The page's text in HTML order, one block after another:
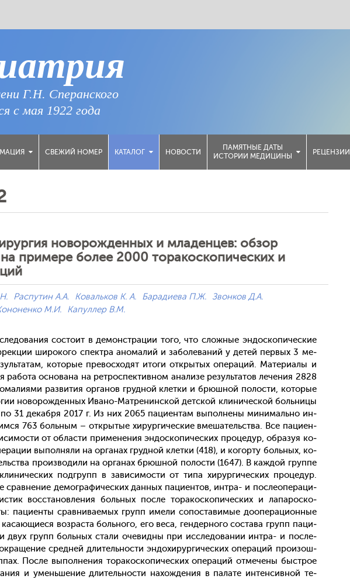
Г.Н. Сперанского
с мая 1922 года
СВЕЖИЙ НОМЕР КАТАЛОГ НОВОСТИ
ПАМЯТНЫЕ ДАТЫ
ИСТОРИИ МЕДИЦИНЫ
РЕЦЕНЗИИ
новорожденных и младенцев: обзор
примере более 2000 торакоскопических и
Распутин А.А. Ковальков К. А. Барадиева П.Ж.
Звонков Д.А.
М.И. Капуллер В.М.
сос­то­ит в де­монс­тра­ции то­го, что слож­ные эн­доско­пичес­кие
ши­роко­го спек­тра ано­малий и за­боле­ваний у де­тей пер­вых 3 ме­
ко­торые пре­вос­хо­дят ито­ги от­кры­тых опе­раций. Ма­тери­алы и
ос­но­вана на рет­роспек­тивном ана­лизе ре­зуль­та­тов ле­чения 2828
раз­ви­тия ор­га­нов груд­ной клет­ки и брюш­ной по­лос­ти, ко­торые
но­ворож­денных Ива­но-Мат­ре­нин­ской дет­ской кли­ничес­кой боль­ни­цы
по 31 де­каб­ря 2017 г. Из них 2065 па­ци­ен­там вы­пол­не­ны ми­нималь­но ин­
763 боль­ным – от­кры­тые хи­рур­ги­чес­кие вме­шатель­ства. Все па­ци­ен­
от об­ласти при­мене­ния эн­доско­пичес­ких про­цедур, об­ра­зуя ко­
вы­пол­ня­ли на ор­га­нах груд­ной клет­ки (418), и ко­гор­ту боль­ных, ко­
про­из­во­дили на ор­га­нах брюш­ной по­лос­ти (1647). В каж­дой груп­пе
под­групп в за­виси­мос­ти от ти­па хи­рур­ги­чес­ких про­цедур.
срав­не­ние де­мог­ра­фичес­ких дан­ных па­ци­ен­тов, ин­тра- и пос­ле­опе­раци­
вос­ста­нов­ле­ния боль­ных пос­ле то­ракос­ко­пичес­ких и ла­парос­ко­
па­ци­ен­ты срав­ни­ва­емых групп име­ли со­пос­та­вимые до­опе­раци­он­ные
воз­раста боль­но­го, его ве­са, ген­дерно­го сос­та­ва групп па­ци­
двух групп боль­ных ста­ли оче­вид­ны при ис­сле­дова­нии ин­тра- и пос­ле­
сред­ней дли­тель­нос­ти эн­до­хирур­ги­чес­ких опе­раций про­изош­
Пос­ле вы­пол­не­ния то­ракос­ко­пичес­ких опе­раций от­ме­чены быс­трое
и умень­ше­ние дли­тель­нос­ти на­хож­де­ния в па­лате ин­тенсив­ной те­